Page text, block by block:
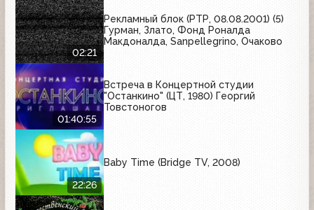
02:21
Рекламный блок (РТР, 08.08.2001) (5)
Гурман, Злато, Фонд Роналда
Макдоналда, Sanpellegrino, Очаково
01:40:55
Встреча в Концертной студии
"Останкино" (ЦТ, 1980) Георгий
Товстоногов
22:26
Baby Time (Bridge TV, 2008)